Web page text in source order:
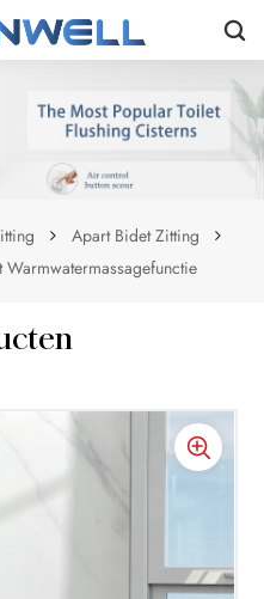
Apart Bidet Zitting